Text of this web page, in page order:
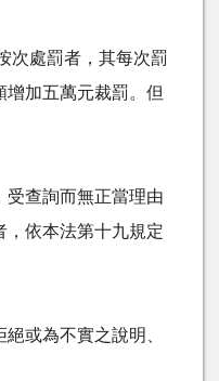
次處罰者，其每次罰
增加五萬元裁罰。但
受查詢而無正當理由
，依本法第十九規定
或為不實之說明、